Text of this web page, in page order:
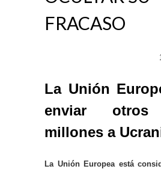
FRACASO
La Unión
enviar otros
millones a
La Unión Europea está